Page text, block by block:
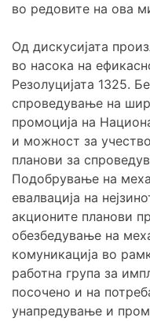
во редовите на ова
Од дискусијата
во насока на
Резолуцијата 1325.
спроведување на
промоција на
и можност за
планови за
Подобрување на
евалвација на
акционите планови
обезбедување на
комуникација во
работна група за
посочено и на
унапредување и